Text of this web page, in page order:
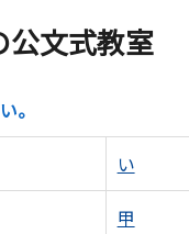
公文式教室
。
い
甲